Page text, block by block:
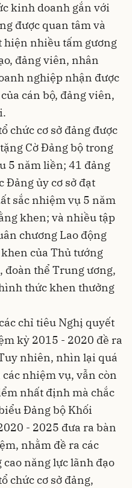
kinh doanh gắn với
được quan tâm và
hiện nhiều tấm gương
đảng viên, nhân
nghiệp nhận được
cán bộ, đảng viên,
chức cơ sở đảng được
Cờ Đảng bộ trong
5 năm liền; 41 đảng
Đảng ủy cơ sở đạt
sắc nhiệm vụ 5 năm
khen; và nhiều tập
chương Lao động
của Thủ tướng
đoàn thể Trung ương,
thức khen thưởng
chỉ tiêu Nghị quyết
kỳ 2015 - 2020 đề ra
nhiên, nhìn lại quá
nhiệm vụ, vẫn còn
nhất định mà chắc
Đảng bộ Khối
- 2025 đưa ra bàn
nhằm đề ra các
năng lực lãnh đạo
chức cơ sở đảng,